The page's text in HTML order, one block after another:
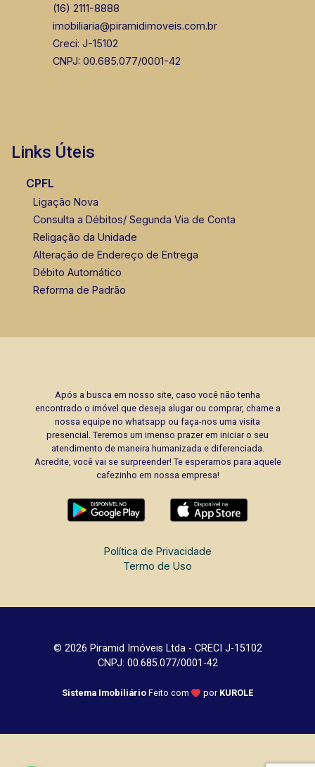
Corretor(a) Online
CORRETOR DE PLANTÃO
Corretor(a) Online
(16) 2111-8888
imobiliaria@piramidimoveis.com.br
Creci: J-15102
CNPJ: 00.685.077/0001-42
Links Úteis
CPFL
Ligação Nova
Consulta a Débitos/ Segunda Via de Conta
Religação da Unidade
Alteração de Endereço de Entrega
Débito Automático
Reforma de Padrão
Após a busca em nosso site, caso você não tenha
encontrado o imóvel que deseja alugar ou comprar, chame a
nossa equipe no whatsapp ou faça-nos uma visita
presencial. Teremos um imenso prazer em iniciar o seu
atendimento de maneira humanizada e diferenciada.
Acredite, você vai se surpreender! Te esperamos para aquele
cafezinho em nossa empresa!
Política de Privacidade
Termo de Uso
© 2026 Piramid Imóveis Ltda - CRECI J-15102
CNPJ: 00.685.077/0001-42
Sistema Imobiliário Feito com por KUROLE